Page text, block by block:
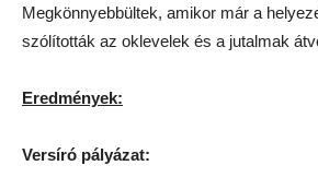
Megkönnyebbültek, amikor már a
szólították az oklevelek és a jutalmak
Eredmények:
Versíró pályázat: